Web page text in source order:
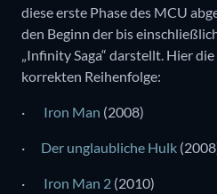
diese erste Phase des MCU
den Beginn der bis
„Infinity Saga“ darstellt. Hier
korrekten Reihenfolge:
· Iron Man (2008)
· Der unglaubliche Hulk
· Iron Man 2 (2010)